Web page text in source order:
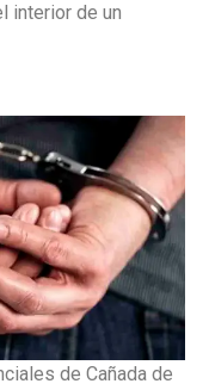
interior de un
de Cañada de